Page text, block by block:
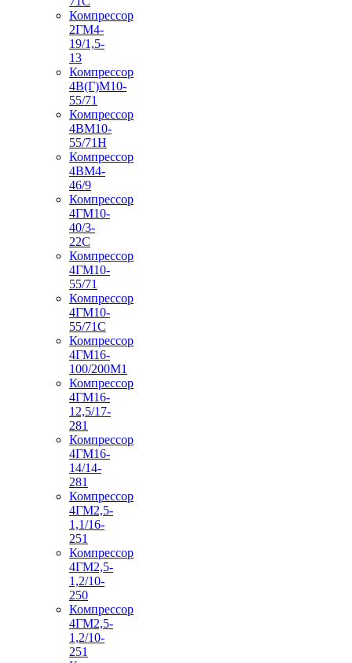
Компрессор
2ГМ4-
19/1,5-
13
Компрессор
4В(Г)М10-
55/71
Компрессор
4ВМ10-
55/71Н
Компрессор
4ВМ4-
46/9
Компрессор
4ГМ10-
40/3-
22С
Компрессор
4ГМ10-
55/71
Компрессор
4ГМ10-
55/71С
Компрессор
4ГМ16-
100/200М1
Компрессор
4ГМ16-
12,5/17-
281
Компрессор
4ГМ16-
14/14-
281
Компрессор
4ГМ2,5-
1,1/16-
251
Компрессор
4ГМ2,5-
1,2/10-
250
Компрессор
4ГМ2,5-
1,2/10-
251